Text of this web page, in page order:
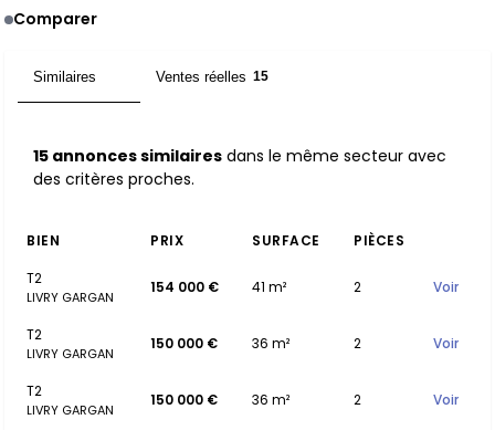
Comparer
Similaires Ventes réelles 15
15 annonces similaires dans le même secteur avec
des critères proches.
BIEN PRIX SURFACE
PIÈCES
T2
LIVRY GARGAN
154 000 € 41 m² 2 Voir
T2
LIVRY GARGAN
150 000 € 36 m² 2 Voir
T2
LIVRY GARGAN
150 000 € 36 m² 2 Voir